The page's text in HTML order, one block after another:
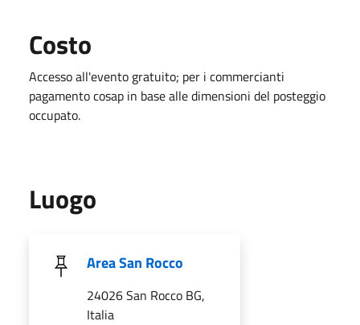
Costo
Accesso all'evento gratuito; per i commercianti
pagamento cosap in base alle dimensioni del posteggio
occupato.
Luogo
Area San Rocco
24026 San Rocco BG,
Italia